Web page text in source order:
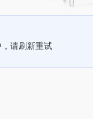
请刷新重试